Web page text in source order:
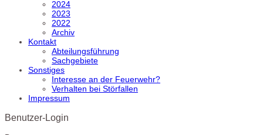
2024
2023
2022
Archiv
Kontakt
Abteilungsführung
Sachgebiete
Sonstiges
Interesse an der Feuerwehr?
Verhalten bei Störfallen
Impressum
Benutzer-Login